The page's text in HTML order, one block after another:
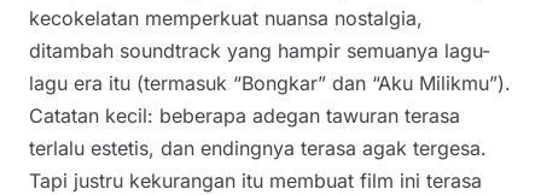
kecokelatan memperkuat nuansa nostalgia,
ditambah soundtrack yang hampir semuanya lagu-
lagu era itu (termasuk “Bongkar” dan “Aku Milikmu”).
Catatan kecil: beberapa adegan tawuran terasa
terlalu estetis, dan endingnya terasa agak tergesa.
Tapi justru kekurangan itu membuat film ini terasa